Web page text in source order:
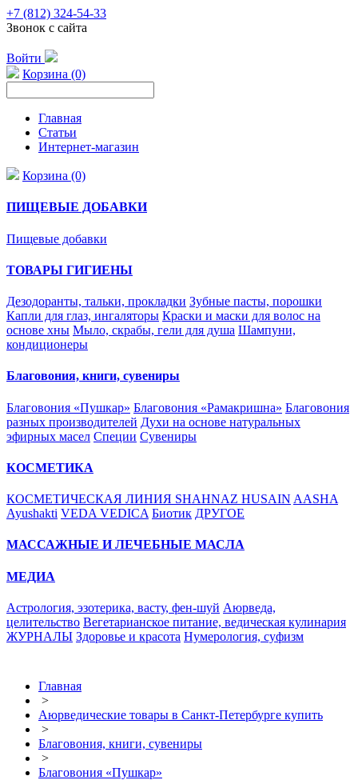
+7 (812) 324-54-33
Звонок с сайта
Войти
Корзина (0)
Главная
Статьи
Интернет-магазин
Корзина (0)
ПИЩЕВЫЕ ДОБАВКИ
Пищевые добавки
ТОВАРЫ ГИГИЕНЫ
Дезодоранты, тальки, прокладки Зубные пасты, порошки
Капли для глаз, ингаляторы Краски и маски для волос на
основе хны Мыло, скрабы, гели для душа Шампуни,
кондиционеры
Благовония, книги, сувениры
Благовония «Пушкар» Благовония «Рамакришна» Благовония
разных производителей Духи на основе натуральных
эфирных масел Специи Сувениры
КОСМЕТИКА
КОСМЕТИЧЕСКАЯ ЛИНИЯ SHAHNAZ HUSAIN AASHA
Ayushakti VEDA VEDICA Биотик ДРУГОЕ
МАССАЖНЫЕ И ЛЕЧЕБНЫЕ МАСЛА
МЕДИА
Астрология, эзотерика, васту, фен-шуй Аюрведа,
целительство Вегетарианское питание, ведическая кулинария
ЖУРНАЛЫ Здоровье и красота Нумерология, суфизм
Главная
>
Аюрведические товары в Санкт-Петербурге купить
>
Благовония, книги, сувениры
>
Благовония «Пушкар»